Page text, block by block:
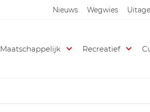
Nieuws Wegwies
Maatschappelijk Recreatief